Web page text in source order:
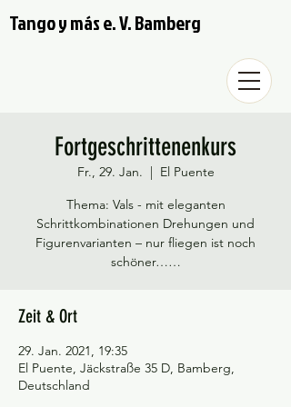
Tango y más e. V. Bamberg
Fortgeschrittenenkurs
Fr., 29. Jan.
  |
El Puente
Thema: Vals - mit eleganten
Schrittkombinationen Drehungen und
Figurenvarianten – nur fliegen ist noch
schöner……
Zeit & Ort
29. Jan. 2021, 19:35
El Puente, Jäckstraße 35 D, Bamberg,
Deutschland